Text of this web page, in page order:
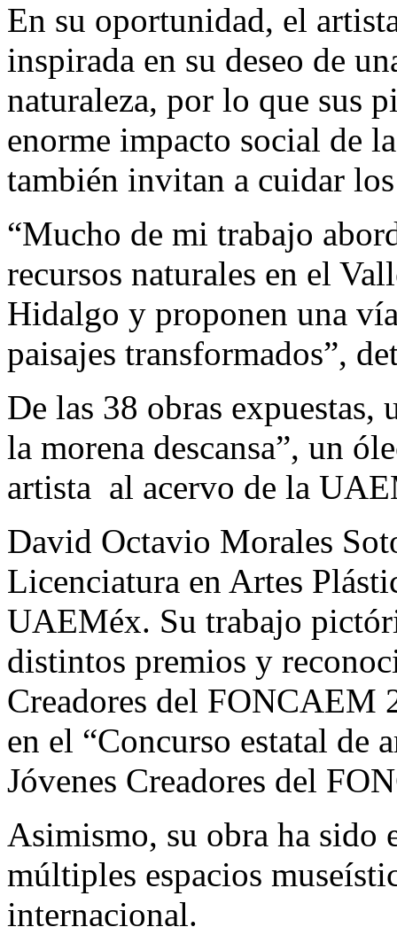
En su oportunidad, el
inspirada en su deseo de
naturaleza, por lo que sus
enorme impacto social de
también invitan a cuidar
“Mucho de mi trabajo
recursos naturales en el
Hidalgo y proponen una
paisajes transformados”,
De las 38 obras
la morena descansa”, un
artista al acervo de la
David Octavio Morales
Licenciatura en Artes
UAEMéx. Su trabajo
distintos premios y
Creadores del FONCAEM
en el “Concurso estatal de
Jóvenes Creadores del
Asimismo, su obra ha sido
múltiples espacios
internacional.